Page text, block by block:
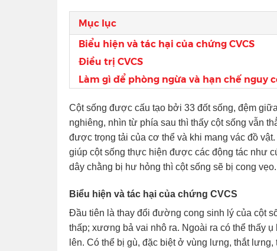
Mục lục
Biểu hiện và tác hại của chứng CVCS
Điều trị CVCS
Làm gì để phòng ngừa và hạn chế nguy
Cột sống được cấu tạo bởi 33 đốt sống, đệm
nghiêng, nhìn từ phía sau thì thấy cột sống vẫn
được trọng tải của cơ thể và khi mang vác đồ
giúp cột sống thực hiện được các động tác như
dây chằng bị hư hỏng thì cột sống sẽ bị cong vẹo.
Biểu hiện và tác hại của chứng CVCS
Đầu tiên là thay đổi đường cong sinh lý của cột
thấp; xương bả vai nhô ra. Ngoài ra có thể thấy
lên. Có thể bị gù, đặc biệt ở vùng lưng, thắt